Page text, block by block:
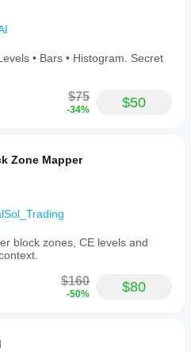
• Bars • Histogram. Secret
$75
-34% $50
Zone Mapper
block zones, CE levels and
$160
-50% $80